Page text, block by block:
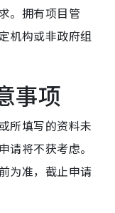
。拥有项目管
机构或非政府组
事项
所填写的资料未
请将不获考虑。
为准，截止申请